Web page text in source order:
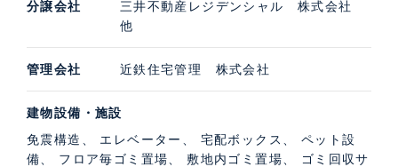
分譲会社
三井不動産レジデンシャル 株式会社
他
管理会社 近鉄住宅管理 株式会社
建物設備・施設
免震構造、 エレベーター、 宅配ボックス、 ペット設
備、 フロア毎ゴミ置場、 敷地内ゴミ置場、 ゴミ回収サ